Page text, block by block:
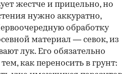
жестче и прицельно, но
нужно аккуратно,
обработку
материал — севок, из
лук. Его обязательно
как переносить в грунт: